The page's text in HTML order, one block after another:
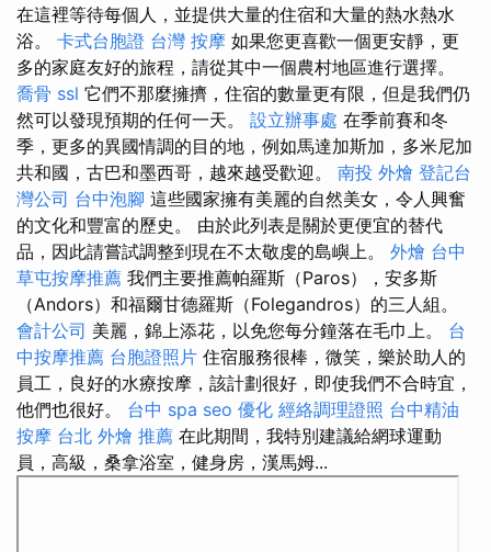
在這裡等待每個人，並提供大量的住宿和大量的熱水熱水
浴。 卡式台胞證 台灣 按摩 如果您更喜歡一個更安靜，更
多的家庭友好的旅程，請從其中一個農村地區進行選擇。
喬骨 ssl 它們不那麼擁擠，住宿的數量更有限，但是我們仍
然可以發現預期的任何一天。 設立辦事處 在季前賽和冬
季，更多的異國情調的目的地，例如馬達加斯加，多米尼加
共和國，古巴和墨西哥，越來越受歡迎。 南投 外燴 登記台
灣公司 台中泡腳 這些國家擁有美麗的自然美女，令人興奮
的文化和豐富的歷史。 由於此列表是關於更便宜的替代
品，因此請嘗試調整到現在不太敬虔的島嶼上。 外燴 台中
草屯按摩推薦 我們主要推薦帕羅斯（Paros），安多斯
（Andors）和福爾甘德羅斯（Folegandros）的三人組。
會計公司 美麗，錦上添花，以免您每分鐘落在毛巾上。 台
中按摩推薦 台胞證照片 住宿服務很棒，微笑，樂於助人的
員工，良好的水療按摩，該計劃很好，即使我們不合時宜，
他們也很好。 台中 spa seo 優化 經絡調理證照 台中精油
按摩 台北 外燴 推薦 在此期間，我特別建議給網球運動
員，高級，桑拿浴室，健身房，漢馬姆...